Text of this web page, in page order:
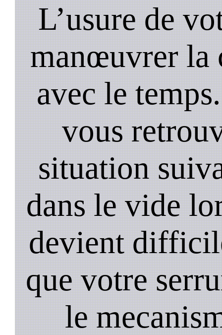
L’usure de
manœuvrer la
avec le
vous
situation
dans le vide
devient
que votre
le